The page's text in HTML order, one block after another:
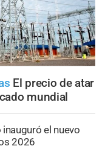
El precio de atar
mundial
el nuevo
2026